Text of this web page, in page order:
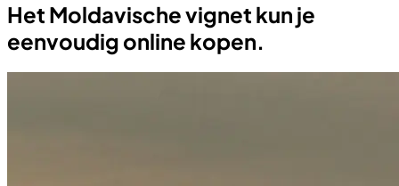
Het Moldavische vignet kun je
eenvoudig online kopen.